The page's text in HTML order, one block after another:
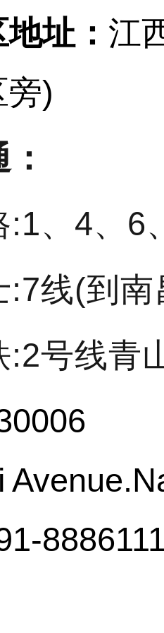
址： 江
旁)
:1、4、6
:7线(到
:2号线青